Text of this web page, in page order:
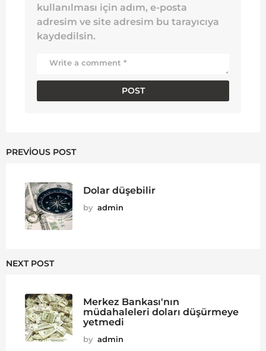
kullanılması için adım, e-posta
adresim ve site adresim bu tarayıcıya
kaydedilsin.
PREVIOUS POST
Dolar düşebilir
by admin
NEXT POST
Merkez Bankası'nın
müdahaleleri doları düşürmeye
yetmedi
by admin